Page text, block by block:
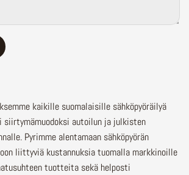
kaikille suomalaisille sähköpyöräilyä
siirtymämuodoksi autoilun ja julkisten
Pyrimme alentamaan sähköpyörän
liittyviä kustannuksia tuomalla markkinoille
tuotteita sekä helposti